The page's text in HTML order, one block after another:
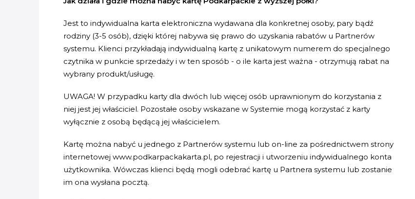
Jest to indywidualna karta elektroniczna wydawana dla konkretnej osoby, pary bądź
rodziny (3-5 osób), dzięki której nabywa się prawo do uzyskania rabatów u Partnerów
systemu. Klienci przykładają indywidualną kartę z unikatowym numerem do specjalnego
czytnika w punkcie sprzedaży i w ten sposób - o ile karta jest ważna - otrzymują rabat na
wybrany produkt/usługę.
UWAGA! W przypadku karty dla dwóch lub więcej osób uprawnionym do korzystania z
niej jest jej właściciel. Pozostałe osoby wskazane w Systemie mogą korzystać z karty
wyłącznie z osobą będącą jej właścicielem.
Kartę można nabyć u jednego z Partnerów systemu lub on-line za pośrednictwem strony
internetowej www.podkarpackakarta.pl, po rejestracji i utworzeniu indywidualnego konta
użytkownika. Wówczas klienci będą mogli odebrać kartę u Partnera systemu lub zostanie
im ona wysłana pocztą.